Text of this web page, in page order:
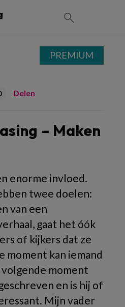
Delen
– Maken
enorme invloed.
twee doelen:
van een
gaat het óók
of kijkers dat ze
moment kan iemand
moment
en is hij of
Mijn vader
PREMIUM